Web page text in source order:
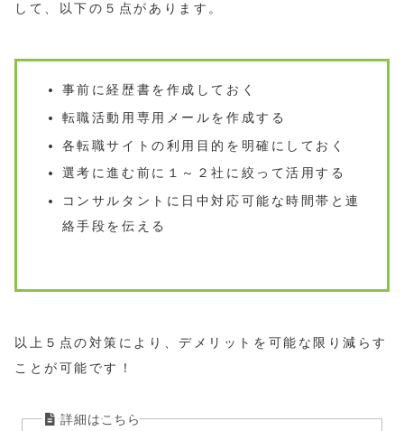
して、以下の５点があります。
事前に経歴書を作成しておく
転職活動用専用メールを作成する
各転職サイトの利用目的を明確にしておく
選考に進む前に１～２社に絞って活用する
コンサルタントに日中対応可能な時間帯と連
絡手段を伝える
以上５点の対策により、デメリットを可能な限り減らす
ことが可能です！